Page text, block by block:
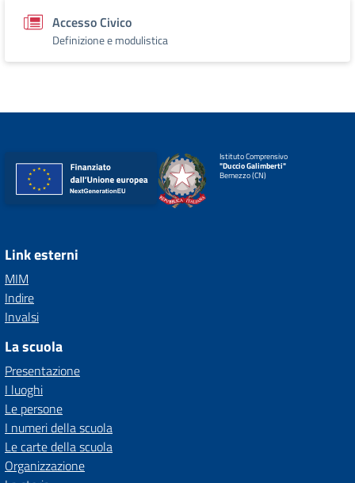
Accesso Civico
Definizione e modulistica
Istituto Comprensivo
"Duccio Galimberti"
Bernezzo (CN)
Link esterni
MIM
Indire
Invalsi
La scuola
Presentazione
I luoghi
Le persone
I numeri della scuola
Le carte della scuola
Organizzazione